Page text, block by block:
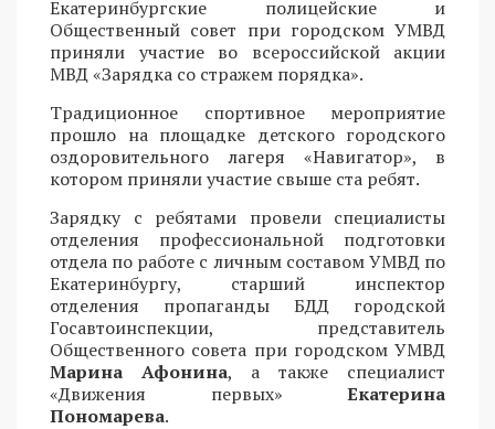
Екатеринбургские полицейские и
Общественный совет при городском УМВД
приняли участие во всероссийской акции
МВД «Зарядка со стражем порядка».
Традиционное спортивное мероприятие
прошло на площадке детского городского
оздоровительного лагеря «Навигатор», в
котором приняли участие свыше ста ребят.
Зарядку с ребятами провели специалисты
отделения профессиональной подготовки
отдела по работе с личным составом УМВД по
Екатеринбургу, старший инспектор
отделения пропаганды БДД городской
Госавтоинспекции, представитель
Общественного совета при городском УМВД
Марина Афонина, а также специалист
«Движения первых» Екатерина
Пономарева.